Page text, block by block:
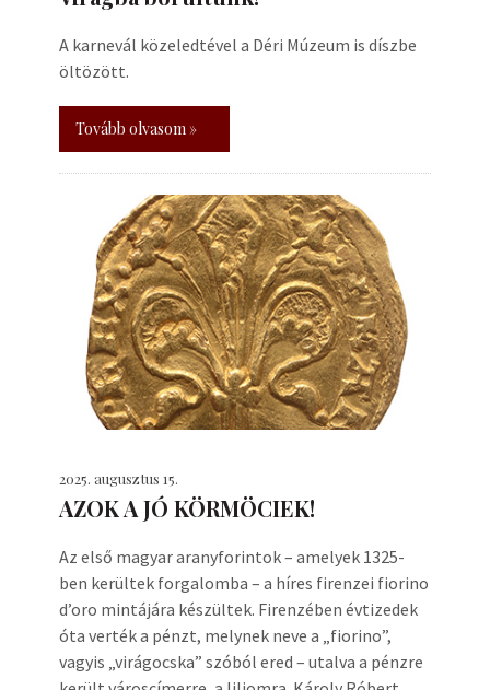
A karnevál közeledtével a Déri Múzeum is díszbe
öltözött.
Tovább olvasom »
2025. augusztus 15.
AZOK A JÓ KÖRMÖCIEK!
Az első magyar aranyforintok – amelyek 1325-
ben kerültek forgalomba – a híres firenzei fiorino
d’oro mintájára készültek. Firenzében évtizedek
óta verték a pénzt, melynek neve a „fiorino”,
vagyis „virágocska” szóból ered – utalva a pénzre